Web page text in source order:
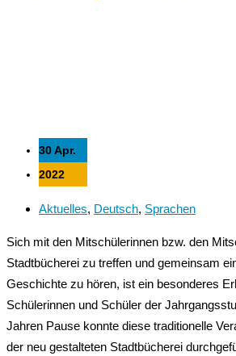
30 Apr.
2022
Aktuelles, Deutsch, Sprachen
Sich mit den Mitschülerinnen bzw. den
Stadtbücherei zu treffen und gemeinsam
Geschichte zu hören, ist ein besonderes
Schülerinnen und Schüler der
Jahren Pause konnte diese traditionelle
der neu gestalteten Stadtbücherei